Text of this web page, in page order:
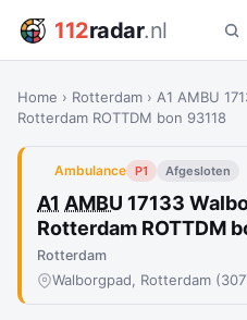
112radar.nl
Home › Rotterdam › A1 AMBU
Rotterdam ROTTDM bon 93118
Ambulance P1 Afgesloten
A1 AMBU 17133
Rotterdam ROTTDM
Rotterdam
Walborgpad, Rotterdam